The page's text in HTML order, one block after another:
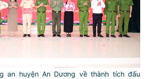
an huyện An Dương về thành tích đấu
phải
KIỆM, LIÊM, CHÍNH
phải
THÂN ÁI GIÚP ĐỠ
phải
ĐỐI TRUNG THÀNH